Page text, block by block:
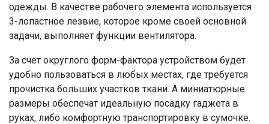
одежды. В качестве рабочего элемента используется
3-лопастное лезвие, которое кроме своей основной
задачи, выполняет функции вентилятора.
За счет округлого форм-фактора устройством будет
удобно пользоваться в любых местах, где требуется
прочистка больших участков ткани. А миниатюрные
размеры обеспечат идеальную посадку гаджета в
руках, либо комфортную транспортировку в сумочке.